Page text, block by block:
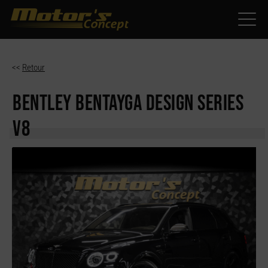
<< Retour
BENTLEY BENTAYGADESIGN SERIES
V8